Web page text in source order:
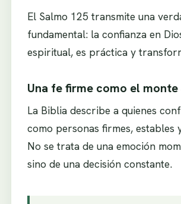
El Salmo 125 transmite una
fundamental: la confianza en
espiritual, es práctica y
Una fe firme como el monte
La Biblia describe a quienes
como personas firmes, estables
No se trata de una emoción
sino de una decisión constante.